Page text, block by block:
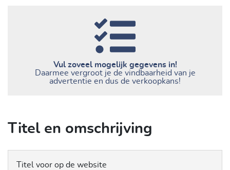
Vul zoveel mogelijk gegevens in!
Daarmee vergroot je de vindbaarheid van je
advertentie en dus de verkoopkans!
Titel en omschrijving
Titel voor op de website